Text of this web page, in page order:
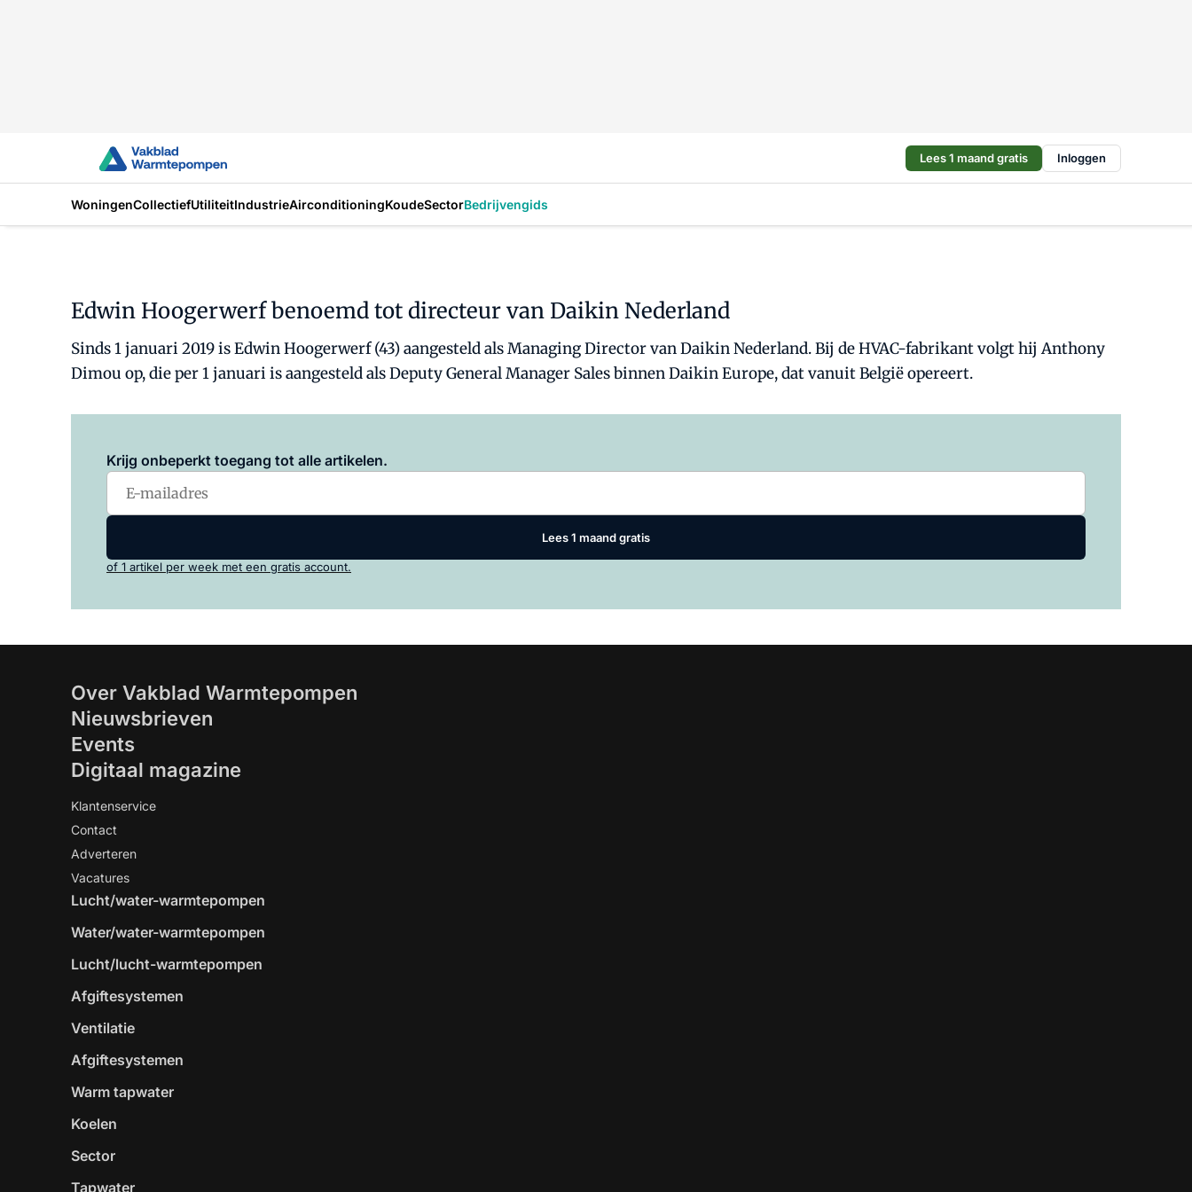
Lees 1 maand gratis Inloggen
WoningenCollectiefUtiliteitIndustrieAirconditioningKoudeSectorBedrijvengids
Edwin Hoogerwerf benoemd tot directeur van Daikin Nederland
Sinds 1 januari 2019 is Edwin Hoogerwerf (43) aangesteld als Managing Director van Daikin Nederland. Bij de HVAC-fabrikant volgt hij Anthony
Dimou op, die per 1 januari is aangesteld als Deputy General Manager Sales binnen Daikin Europe, dat vanuit België opereert.
Krijg onbeperkt toegang tot alle artikelen.
Lees 1 maand gratis
of 1 artikel per week met een gratis account.
Over Vakblad Warmtepompen
Nieuwsbrieven
Events
Digitaal magazine
Klantenservice
Contact
Adverteren
Vacatures
Lucht/water-warmtepompen
Water/water-warmtepompen
Lucht/lucht-warmtepompen
Afgiftesystemen
Ventilatie
Afgiftesystemen
Warm tapwater
Koelen
Sector
Tapwater